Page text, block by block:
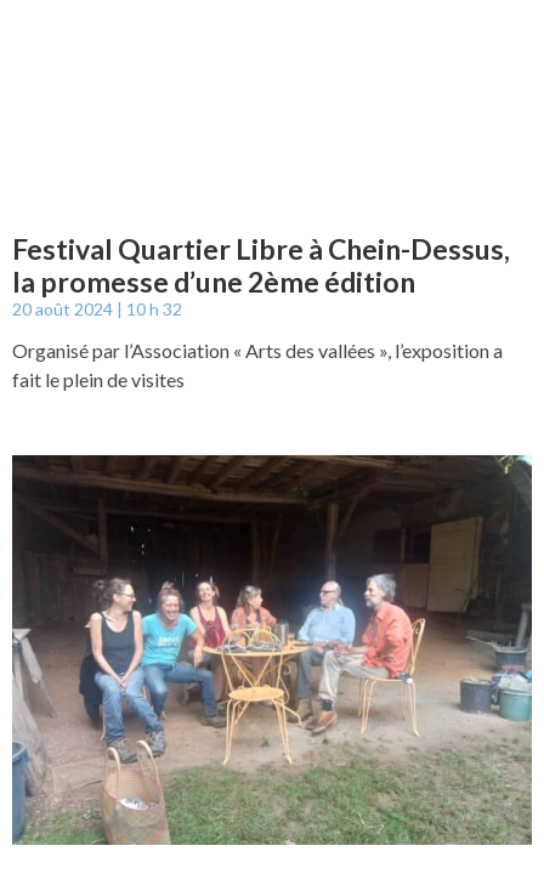
Festival Quartier Libre à Chein-Dessus,
la promesse d’une 2ème édition
20 août 2024 10 h 32
Organisé par l’Association « Arts des vallées », l’exposition a
fait le plein de visites